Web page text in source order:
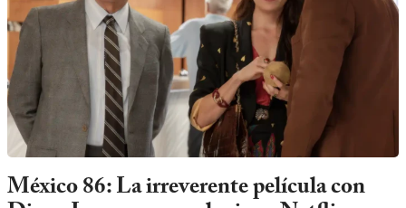
México 86: La irreverente película con